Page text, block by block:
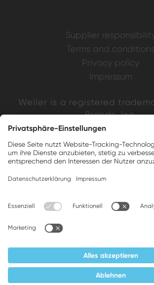
Supplier
Terms and conditions
Privacy policy
Impressum
Weller is a registered
Brands, Inc.